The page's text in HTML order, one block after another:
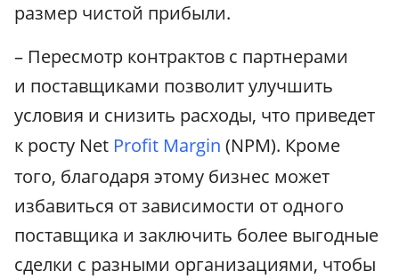
размер чистой прибыли.
– Пересмотр контрактов с партнерами
и поставщиками позволит улучшить
условия и снизить расходы, что приведет
к росту Net Profit Margin (NPM). Кроме
того, благодаря этому бизнес может
избавиться от зависимости от одного
поставщика и заключить более выгодные
сделки с разными организациями, чтобы